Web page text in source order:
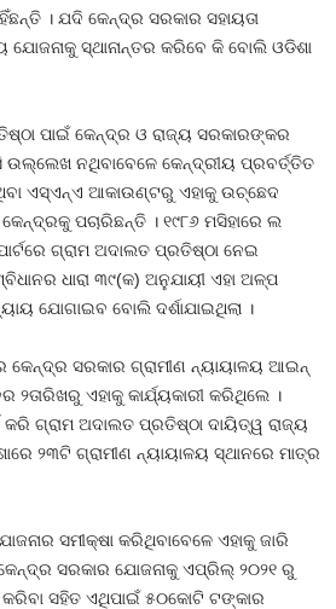
। ଯଦି କେନ୍ଦ୍ର ସରକାର ସହାୟତା
ଯୋଜନାକୁ ସ୍ଥାନାନ୍ତର କରିବେ କି ବୋଲି ଓଡିଶା
ପାଇଁ କେନ୍ଦ୍ର ଓ ରାଜ୍ୟ ସରକାରଙ୍କର
ଉଲ୍ଲେଖ ନଥିବାବେଳେ କେନ୍ଦ୍ରୀୟ ପ୍ରବର୍ତ୍ତିତ
ଏସ୍‍ଏନ୍‍ଏ ଆକାଉଣ୍ଟରୁ ଏହାକୁ ଉଚ୍ଛେଦ
ପଚାରିଛନ୍ତି । ୧୯୮୬ ମସିହାରେ ଲ
ଗ୍ରାମ ଅଦାଲତ ପ୍ରତିଷ୍ଠା ନେଇ
ଧାରା ୩୯(କ) ଅନୁଯାୟୀ ଏହା ଅଳ୍ପ
ଯୋଗାଇବ ବୋଲି ଦର୍ଶାଯାଇଥିଲା ।
କେନ୍ଦ୍ର ସରକାର ଗ୍ରାମୀଣ ନ୍ୟାୟାଳୟ ଆଇନ୍‍
ଏହାକୁ କାର୍ଯ୍ୟକାରୀ କରିଥିଲେ ।
କରି ଗ୍ରାମ ଅଦାଲତ ପ୍ରତିଷ୍ଠା ଦାୟିତ୍ୱ ରାଜ୍ୟ
୨୩ଟି ଗ୍ରାମୀଣ ନ୍ୟାୟାଳୟ ସ୍ଥାନରେ ମାତ୍ର
ସମୀକ୍ଷା କରିଥିବାବେଳେ ଏହାକୁ ଜାରି
ସରକାର ଯୋଜନାକୁ ଏପ୍ରିଲ୍‍ ୨୦୨୧ ରୁ
କରିବା ସହିତ ଏଥିପାଇଁ ୫୦କୋଟି ଟଙ୍କାର